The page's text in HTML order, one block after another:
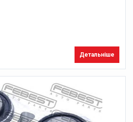
Детальніше